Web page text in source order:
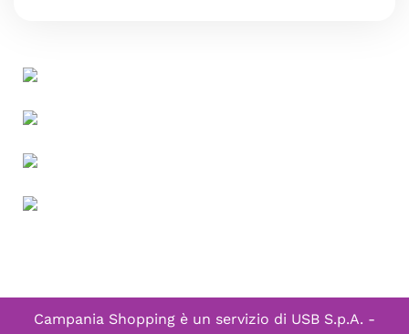
Campania Shopping è un servizio di USB S.p.A. -